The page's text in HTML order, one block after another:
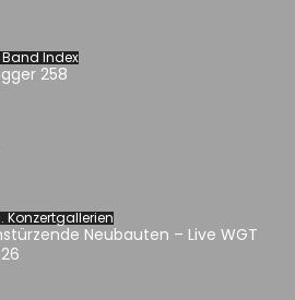
Band Index
258
Konzertgallerien
Neubauten – Live WGT